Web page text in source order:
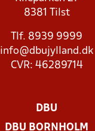
8381 Tilst
Tlf. 8939 9999
info@dbujylland.dk
CVR: 46289714
DBU
DBU BORNHOLM